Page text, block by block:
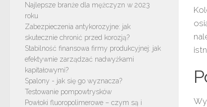
Najlepsze branże dla mężczyzn w 2023
roku
Zabezpieczenia antykorozyjne: jak
skutecznie chronić przed korozją?
Stabilność finansowa firmy produkcyjnej: jak
efektywnie zarządzać nadwyżkami
kapitałowymi?
Spalony - jak się go wyznacza?
Testowanie pompowtrysków
Powłoki fluoropolimerowe – czym są i